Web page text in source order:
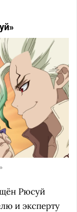
Рюсуй
и эксперту